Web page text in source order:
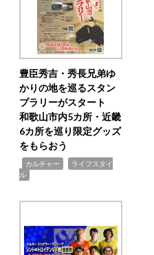
豊臣秀吉・秀長兄弟ゆ
かりの地を巡るスタン
プラリーがスタート
和歌山市内5カ所・近畿
6カ所を巡り限定グッズ
をもらおう
カルチャー
ライフスタイ
ル